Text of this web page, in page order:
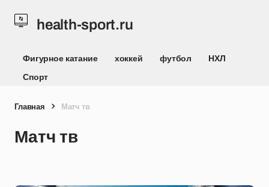
health-sport.ru
Фигурное катание хоккей футбол
НХЛ
Спорт
Главная Матч тв
Матч тв